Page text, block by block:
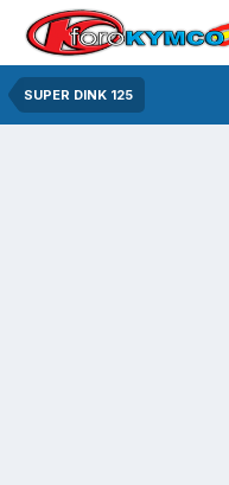
SUPER DINK 125